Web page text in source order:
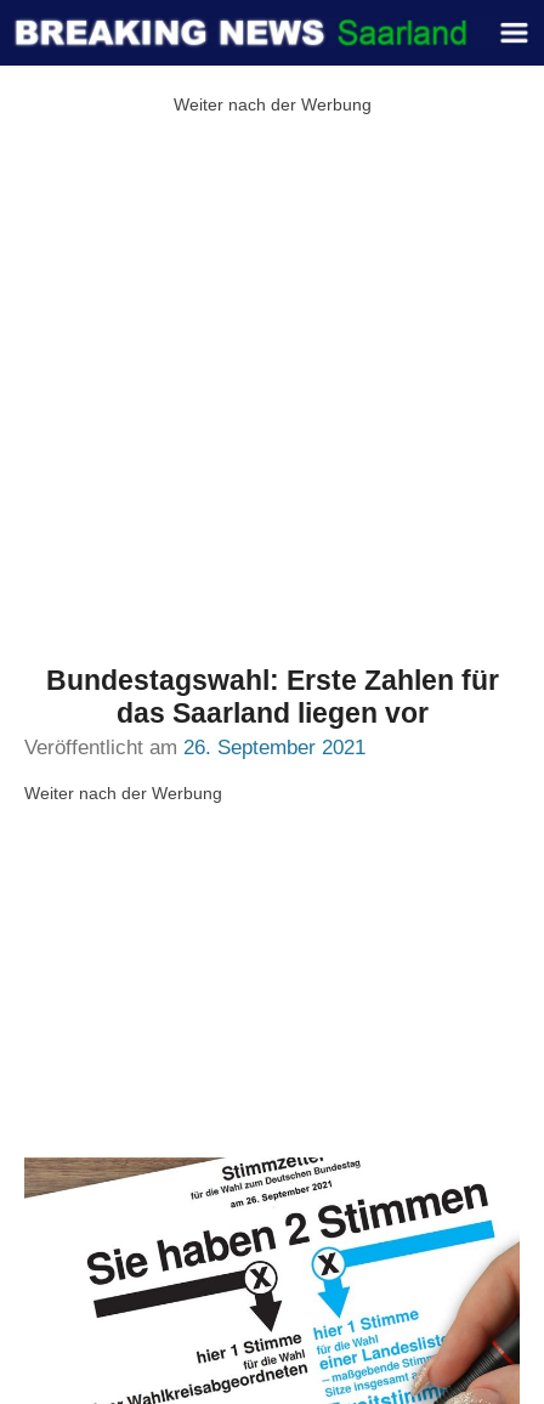
Weiter nach der Werbung
Bundestagswahl: Erste Zahlen für
das Saarland liegen vor
Veröffentlicht am 26. September 2021
Weiter nach der Werbung